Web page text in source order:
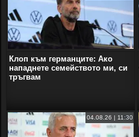
Клоп към германците: Ако
нападнете семейството ми, си
тръгвам
04.08.26 | 11:30